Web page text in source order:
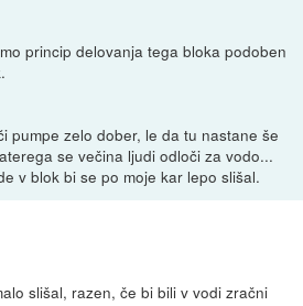
princip delovanja tega bloka podoben
pumpe zelo dober, le da tu nastane še
se večina ljudi odloči za vodo...
v blok bi se po moje kar lepo slišal.
slišal, razen, če bi bili v vodi zračni